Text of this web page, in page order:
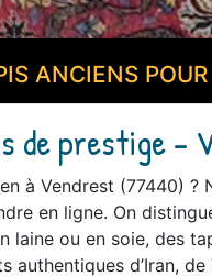
ANCIENS
de prestige -
à Vendrest (77440) ?
en ligne. On
ou en soie, des
d’Iran, de